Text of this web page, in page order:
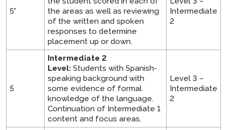
5*
the areas as well as reviewing
of the written and spoken
responses to determine
placement up or down.
Intermediate
2
5
Intermediate 2
Level: Students with Spanish-
speaking background with
some evidence of formal
knowledge of the language.
Continuation of Intermediate 1
content and focus areas.
Level 3 –
Intermediate
2